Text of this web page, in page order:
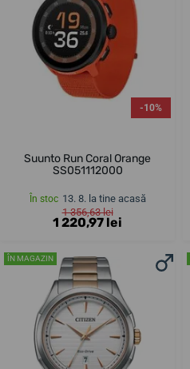
-10%
Suunto Run Coral Orange
SS051112000
În stoc 13. 8. la tine acasă
1 356,63 lei
1 220,97 lei
ÎN MAGAZIN